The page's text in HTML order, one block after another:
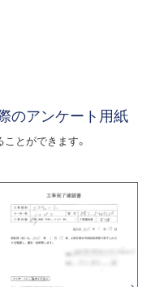
のアンケート用紙
とができます。